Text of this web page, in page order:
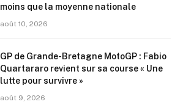
moins que la moyenne nationale
août 10, 2026
GP de Grande-Bretagne MotoGP : Fabio
Quartararo revient sur sa course « Une
lutte pour survivre »
août 9, 2026